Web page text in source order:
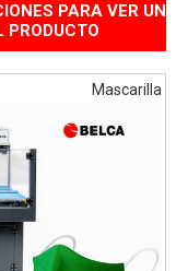
PARA VER UN
PRODUCTO
Mascarilla